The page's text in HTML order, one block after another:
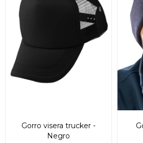
Gorro visera trucker -
Negro